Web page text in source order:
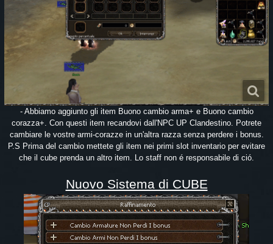
- Abbiamo aggiunto gli item Buono cambio arma+ e Buono cambio
corazza+. Con questi item recandovi dall'NPC UP Clandestino. Potrete
cambiare le vostre armi-corazze in un'altra razza senza perdere i bonus.
P.S Prima del cambio mettete gli item nei primi slot inventario per evitare
che il cube prenda un altro item. Lo staff non é responsabile di ció.
Nuovo Sistema di CUBE